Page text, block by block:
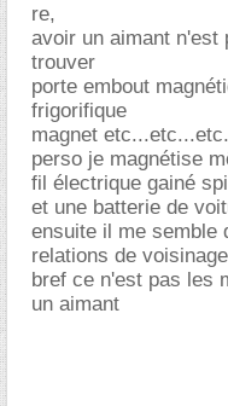
re,
avoir un aimant n'est
trouver
porte embout
frigorifique
magnet
perso je magnétise
fil électrique gainé
et une batterie de
ensuite il me semble
relations de
bref ce n'est pas les
un aimant